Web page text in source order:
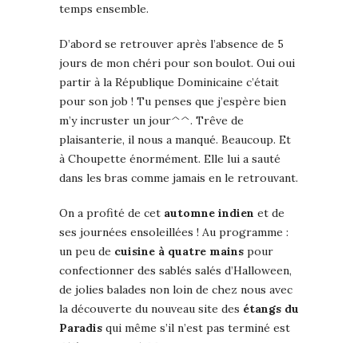
temps ensemble.
D’abord se retrouver après l’absence de 5
jours de mon chéri pour son boulot. Oui oui
partir à la République Dominicaine c’était
pour son job ! Tu penses que j’espère bien
m’y incruster un jour^^. Trêve de
plaisanterie, il nous a manqué. Beaucoup. Et
à Choupette énormément. Elle lui a sauté
dans les bras comme jamais en le retrouvant.
On a profité de cet automne indien et de
ses journées ensoleillées ! Au programme :
un peu de cuisine à quatre mains pour
confectionner des sablés salés d’Halloween,
de jolies balades non loin de chez nous avec
la découverte du nouveau site des étangs du
Paradis qui même s’il n’est pas terminé est